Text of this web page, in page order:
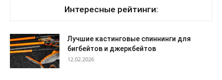
Интересные рейтинги:
Лучшие кастинговые спиннинги для
бигбейтов и джеркбейтов
12.02.2026